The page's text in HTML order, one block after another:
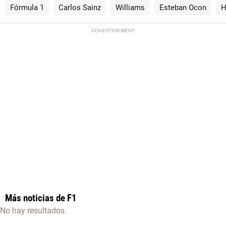
Fórmula 1 Carlos Sainz Williams Esteban Ocon
ADVERTISEMENT
Más noticias de F1
No hay resultados.